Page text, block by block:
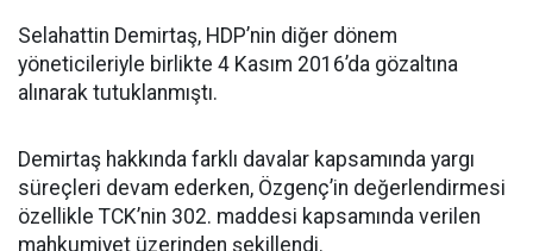
Selahattin Demirtaş, HDP’nin diğer dönem
yöneticileriyle birlikte 4 Kasım 2016’da gözaltına
alınarak tutuklanmıştı.
Demirtaş hakkında farklı davalar kapsamında yargı
süreçleri devam ederken, Özgenç’in değerlendirmesi
özellikle TCK’nin 302. maddesi kapsamında verilen
mahkumiyet üzerinden şekillendi.